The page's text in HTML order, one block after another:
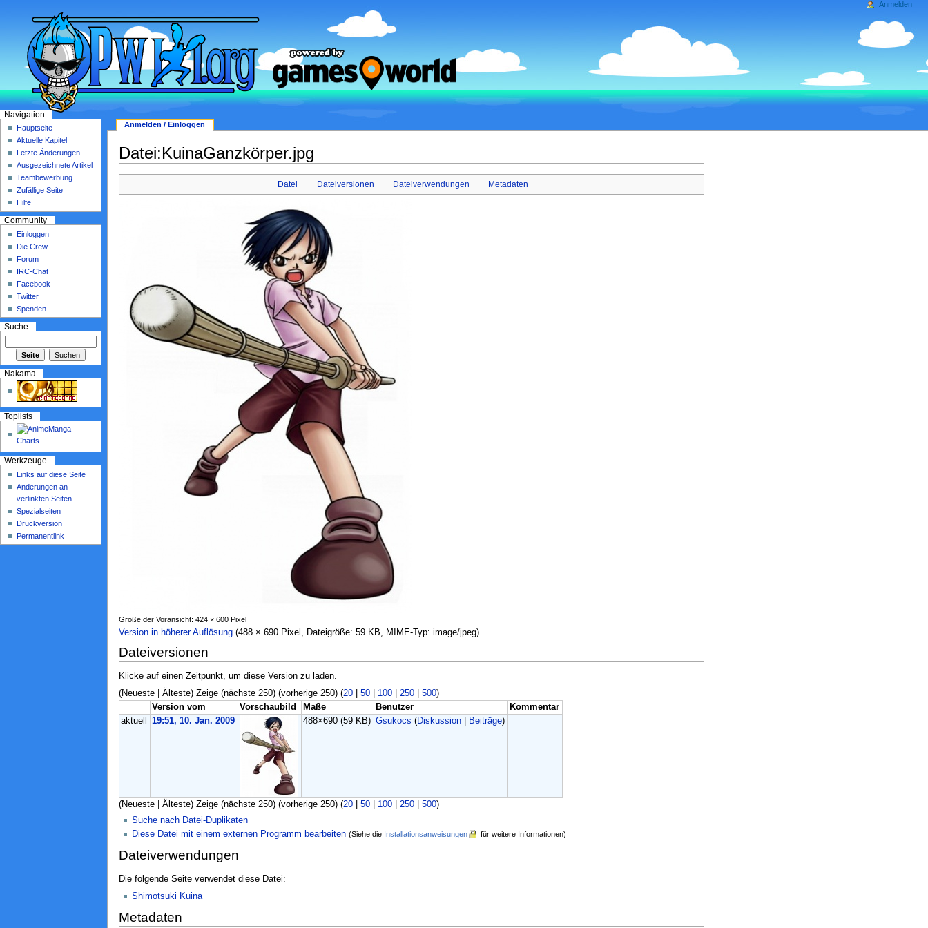
Datei:KuinaGanzkörper.jpg
Datei Dateiversionen Dateiverwendungen Metadaten
Größe der Voransicht: 424 × 600 Pixel
Version in höherer Auflösung‎ (488 × 690 Pixel, Dateigröße: 59 KB, MIME-Typ: image/jpeg)
Dateiversionen
Klicke auf einen Zeitpunkt, um diese Version zu laden.
(Neueste | Älteste) Zeige (nächste 250) (vorherige 250) (20| 50| 100| 250| 500)
Version vom
Vorschaubild Maße Benutzer
Kommentar
aktuell
19:51, 10. Jan. 2009 488×690(59 KB) Gsukocs (Diskussion Beiträge)
(Neueste | Älteste) Zeige (nächste 250) (vorherige 250) (20| 50| 100| 250| 500)
Suche nach Datei-Duplikaten
Diese Datei mit einem externen Programm bearbeiten (Siehe die Installationsanweisungen für weitere Informationen)
Dateiverwendungen
Die folgende Seite verwendet diese Datei:
Shimotsuki Kuina
Metadaten
Anmelden / Einloggen
Anmelden
Navigation
Hauptseite
Aktuelle Kapitel
Letzte Änderungen
Ausgezeichnete Artikel
Teambewerbung
Zufällige Seite
Hilfe
Community
Einloggen
Die Crew
Forum
IRC-Chat
Facebook
Twitter
Spenden
Suche
Nakama
Toplists
Werkzeuge
Links auf diese Seite
Änderungen an
verlinkten Seiten
Spezialseiten
Druckversion
Permanentlink